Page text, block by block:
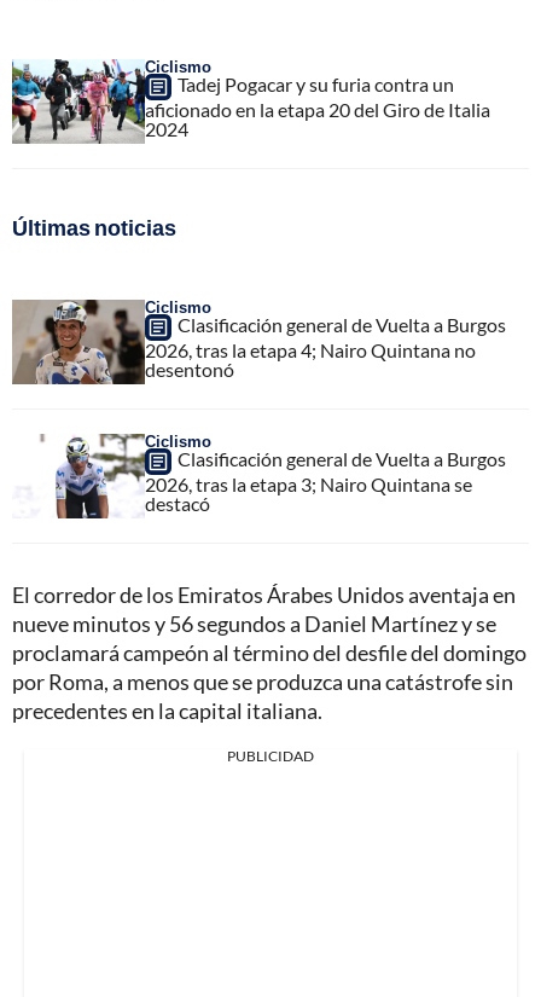
Ciclismo
Tadej Pogacar y su furia contra un
aficionado en la etapa 20 del Giro de Italia
2024
Últimas noticias
Ciclismo
Clasificación general de Vuelta a Burgos
2026, tras la etapa 4; Nairo Quintana no
desentonó
Ciclismo
Clasificación general de Vuelta a Burgos
2026, tras la etapa 3; Nairo Quintana se
destacó
El corredor de los Emiratos Árabes Unidos aventaja en
nueve minutos y 56 segundos a Daniel Martínez y se
proclamará campeón al término del desfile del domingo
por Roma, a menos que se produzca una catástrofe sin
precedentes en la capital italiana.
PUBLICIDAD